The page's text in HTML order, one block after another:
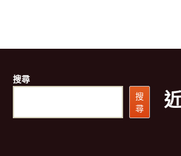
搜尋
搜
尋